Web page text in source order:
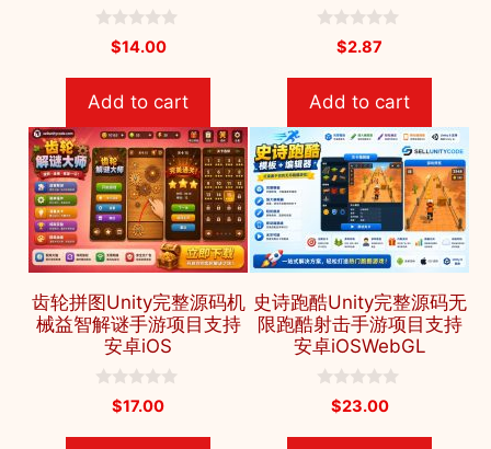
o
5
$14.00
Add to cart
o
5
$2.87
Add to cart
齿轮拼图Unity完整源码机
械益智解谜手游项目支持
安卓iOS
$17.00
史诗跑酷Unity完整源码无
限跑酷射击手游项目支持
安卓iOSWebGL
$23.00
Add to cart